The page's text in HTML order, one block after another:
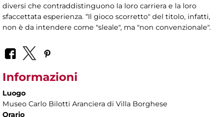
diversi che contraddistinguono la loro carriera e la loro
sfaccettata esperienza. “Il gioco scorretto" del titolo, infatti,
non è da intendere come "sleale", ma "non convenzionale".
Informazioni
Luogo
Museo Carlo Bilotti Aranciera di Villa Borghese
Orario